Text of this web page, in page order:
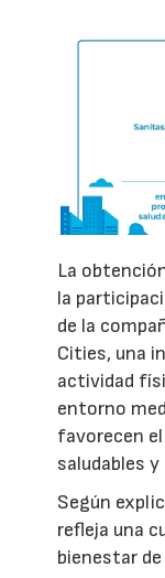
La
la
de la
Cities, una
actividad
entorno
favorecen
saludables
Según
refleja una
bienestar